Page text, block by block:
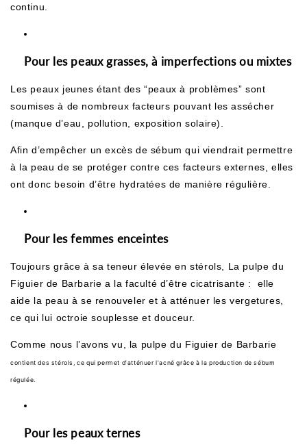
continu.
Pour les peaux grasses, à imperfections ou mixtes
Les peaux jeunes étant des “peaux à problèmes” sont
soumises à de nombreux facteurs pouvant les assécher
(manque d’eau, pollution, exposition solaire).
Afin d’empêcher un excès de sébum qui viendrait permettre
à la peau de se protéger contre ces facteurs externes, elles
ont donc besoin d’être hydratées de manière régulière.
Pour les femmes enceintes
Toujours grâce à sa teneur élevée en stérols, La pulpe du
Figuier de Barbarie a la faculté d’être cicatrisante : elle
aide la peau à se renouveler et à atténuer les vergetures,
ce qui lui octroie souplesse et douceur.
Comme nous l’avons vu, la pulpe du Figuier de Barbarie
contient des stérols, ce qui permet d’atténuer l’acné grâce à la production de sébum
régulée.
Pour les peaux ternes